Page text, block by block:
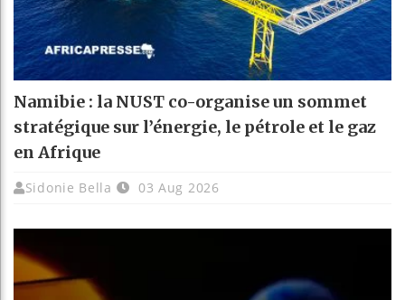
Namibie : la NUST co-organise un sommet
stratégique sur l’énergie, le pétrole et le gaz
en Afrique
Sidonie Bella 03 Aug 2026